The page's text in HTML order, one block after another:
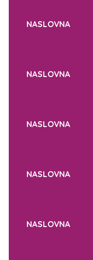
NASLOVNA
NASLOVNA
NASLOVNA
NASLOVNA
NASLOVNA